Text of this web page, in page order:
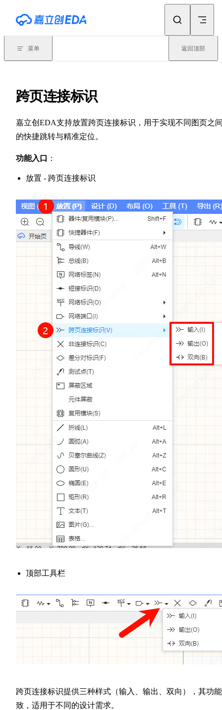
菜单 返回顶部
跨页连接标识
嘉立创EDA支持放置跨页连接标识，用于实现不同图页之
的快捷跳转与精准定位。
功能入口 ：
放置 - 跨页连接标识
顶部工具栏
跨页连接标识提供三种样式（输入、输出、双向），其功
致，适用于不同的设计需求。